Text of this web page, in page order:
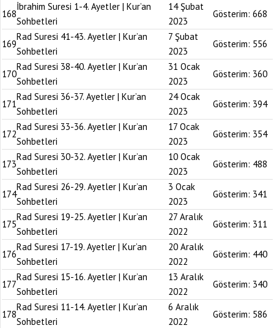
168
İbrahim Suresi 1-4. Ayetler | Kur’an
Sohbetleri
14 Şubat
2023
Gösterim: 668
169
Rad Suresi 41-43. Ayetler | Kur’an
Sohbetleri
7 Şubat
2023
Gösterim: 556
170
Rad Suresi 38-40. Ayetler | Kur’an
Sohbetleri
31 Ocak
2023
Gösterim: 360
171
Rad Suresi 36-37. Ayetler | Kur’an
Sohbetleri
24 Ocak
2023
Gösterim: 394
172
Rad Suresi 33-36. Ayetler | Kur’an
Sohbetleri
17 Ocak
2023
Gösterim: 354
173
Rad Suresi 30-32. Ayetler | Kur’an
Sohbetleri
10 Ocak
2023
Gösterim: 488
174
Rad Suresi 26-29. Ayetler | Kur’an
Sohbetleri
3 Ocak
2023
Gösterim: 341
175
Rad Suresi 19-25. Ayetler | Kur’an
Sohbetleri
27 Aralık
2022
Gösterim: 311
176
Rad Suresi 17-19. Ayetler | Kur’an
Sohbetleri
20 Aralık
2022
Gösterim: 440
177
Rad Suresi 15-16. Ayetler | Kur’an
Sohbetleri
13 Aralık
2022
Gösterim: 340
178
Rad Suresi 11-14. Ayetler | Kur’an
Sohbetleri
6 Aralık
2022
Gösterim: 586